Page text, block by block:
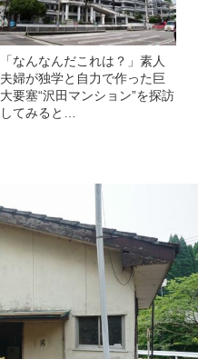
「なんなんだこれは？」素人
夫婦が独学と自力で作った巨
大要塞“沢田マンション”を探訪
してみると…